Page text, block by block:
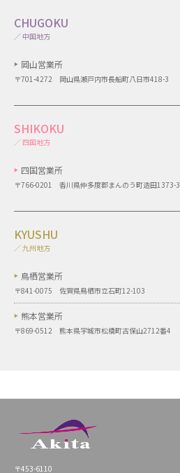
CHUGOKU
／ 中国地方
岡山営業所
〒701-4272 岡山県瀬戸内市長船町八日市418-3
SHIKOKU
／ 四国地方
四国営業所
〒766-0201 香川県仲多度郡まんのう町造田1373-3
KYUSHU
／ 九州地方
鳥栖営業所
〒841-0075 佐賀県鳥栖市立石町12-103
熊本営業所
〒869-0512 熊本県宇城市松橋町古保山2712番4
〒453-6110